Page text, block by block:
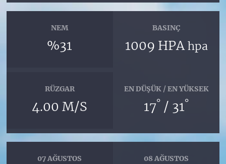
NEM
%31
BASINÇ
1009 HPAhpa
RÜZGAR
4.00 M/S
EN DÜŞÜK / EN YÜKSEK
17° / 31°
07 AĞUSTOS 08 AĞUSTOS